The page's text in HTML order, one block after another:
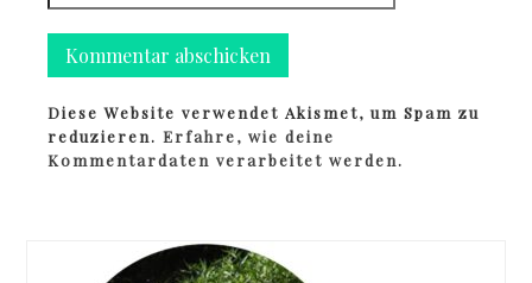
Diese Website verwendet Akismet, um Spam zu
reduzieren.Erfahre, wie deine
Kommentardaten verarbeitet werden.